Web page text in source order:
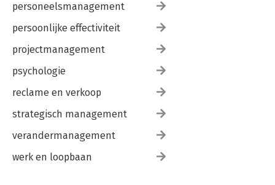
personeelsmanagement
persoonlijke effectiviteit
projectmanagement
psychologie
reclame en verkoop
strategisch management
verandermanagement
werk en loopbaan